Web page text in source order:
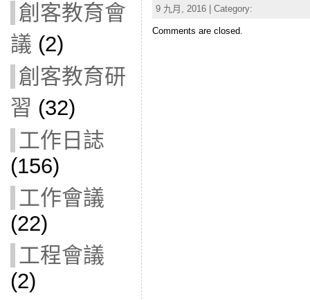
創客教育會
議 (2)
創客教育研
習 (32)
工作日誌
(156)
工作會議
(22)
工程會議
(2)
9 九月, 2016 | Category:
Comments are closed.